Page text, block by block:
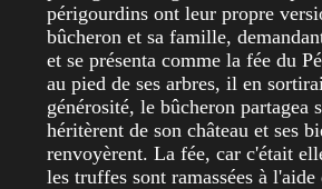
périgourdins ont leur propre
bûcheron et sa famille,
et se présenta comme la fée du
au pied de ses arbres, il en
générosité, le bûcheron
héritèrent de son château et ses
renvoyèrent. La fée, car c'était
les truffes sont ramassées à